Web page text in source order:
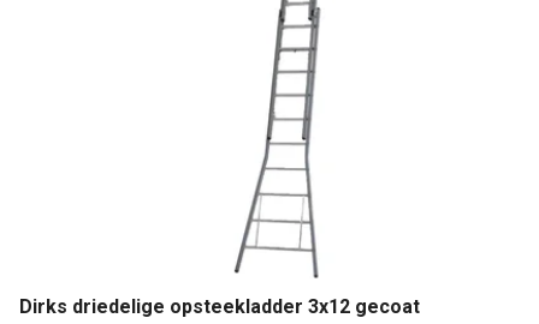
Dirks driedelige opsteekladder 3x12 gecoat